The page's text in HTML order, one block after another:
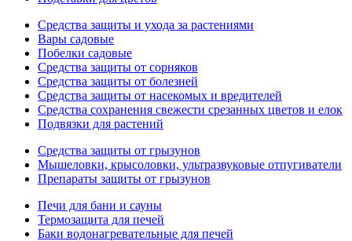
Средства защиты и ухода за растениями
Вары садовые
Побелки садовые
Средства защиты от сорняков
Средства защиты от болезней
Средства защиты от насекомых и вредителей
Средства сохранения свежести срезанных цветов и елок
Подвязки для растений
Средства защиты от грызунов
Мышеловки, крысоловки, ультразвуковые отпугиватели
Препараты защиты от грызунов
Печи для бани и сауны
Термозащита для печей
Баки водонагревательные для печей